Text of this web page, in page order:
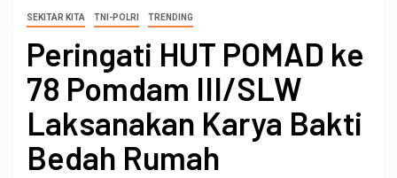
SEKITAR KITA TNI-POLRI TRENDING
Peringati HUT POMAD ke
78 Pomdam III/SLW
Laksanakan Karya Bakti
Bedah Rumah